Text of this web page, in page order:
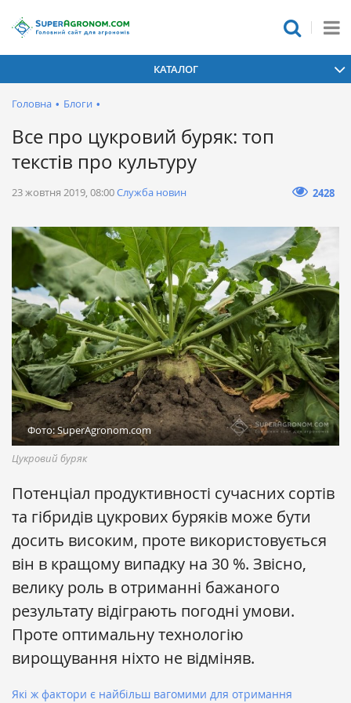
КАТАЛОГ
Головна • Блоги •
Все про цукровий буряк: топ
текстів про культуру
23 жовтня 2019, 08:00Служба новин 2428
Фото: SuperAgronom.com
Цукровий буряк
Потенціал продуктивності сучасних сортів
та гібридів цукрових буряків може бути
досить високим, проте використовується
він в кращому випадку на 30 %. Звісно,
велику роль в отриманні бажаного
результату відіграють погодні умови.
Проте оптимальну технологію
вирощування ніхто не відміняв.
Які ж фактори є найбільш вагомими для отримання